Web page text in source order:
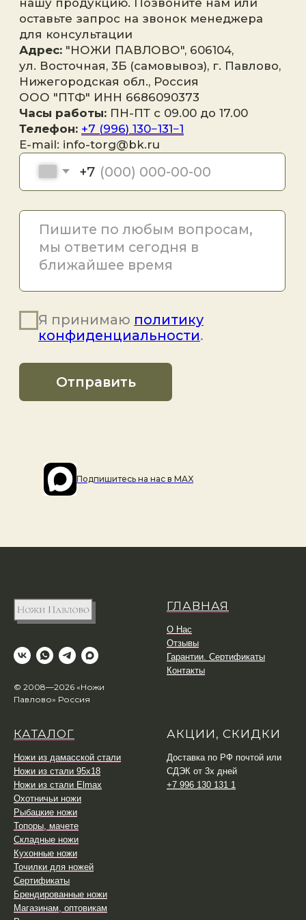
Подпишитесь на наc в MAX
© 2008—2026 «Ножи
Павлово» Россия
ГЛАВНАЯ
О Нас
Отзывы
Гарантии. Сертификаты
Контакты
КАТАЛОГ
Ножи из дамасской стали
Ножи из стали 95х18
Ножи из стали Elmax
Охотничьи ножи
Рыбацкие ножи
Топоры, мачете
Складные ножи
Кухонные ножи
Точилки для ножей
Сертификаты
Брендированные ножи
Магазинам, оптовикам
АКЦИИ, СКИДКИ
Доставка по РФ почтой или
СДЭК от 3х дней
+7 996 130 131 1